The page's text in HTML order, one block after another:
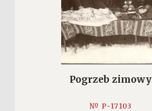
Pogrzeb zimowy
№ P-17103